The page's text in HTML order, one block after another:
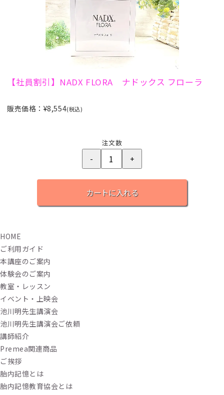
【社員割引】NADX FLORA ナドックス フローラ
販売価格：¥8,554(税込)
注文数
カートに入れる
HOME
ご利用ガイド
本講座のご案内
体験会のご案内
教室・レッスン
イベント・上映会
池川明先生講演会
池川明先生講演会ご依頼
講師紹介
Premea関連商品
ご挨拶
胎内記憶とは
胎内記憶教育協会とは